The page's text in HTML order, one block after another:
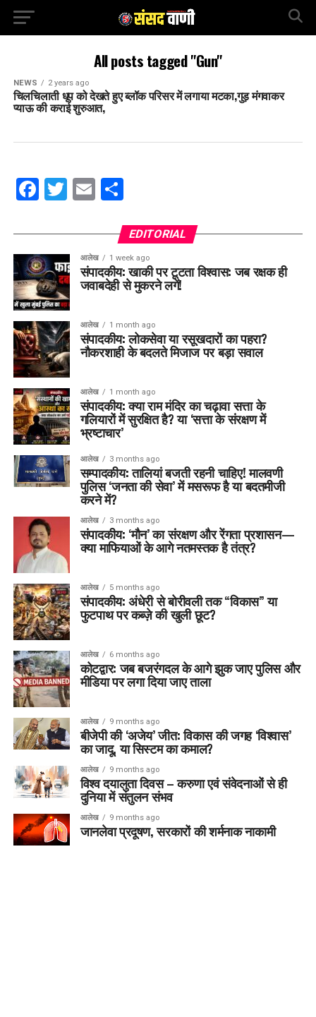
All posts tagged "Gun"
NEWS 2 years ago
चिलचिलाती धूप को देखते हुए ब्लॉक परिसर में लगाया मटका,गुड़ मंगवाकर
प्याऊ की कराई शुरुआत,
Facebook
Twitter
EmailShare
EDITORIAL
आलेख 1 week ago
संपादकीय: खाकी पर टूटता विश्वास: जब रक्षक ही
जवाबदेही से मुकरने लगें!
आलेख 1 month ago
संपादकीय: लोकसेवा या रसूखदारों का पहरा?
नौकरशाही के बदलते मिजाज पर बड़ा सवाल
आलेख 1 month ago
संपादकीय: क्या राम मंदिर का चढ़ावा सत्ता के
गलियारों में सुरक्षित है? या ‘सत्ता के संरक्षण में
भ्रष्टाचार’
आलेख 3 months ago
सम्पादकीय: तालियां बजती रहनी चाहिए! मालवणी
पुलिस ‘जनता की सेवा’ में मसरूफ है या बदतमीजी
करने में?
आलेख 3 months ago
संपादकीय: ‘मौन’ का संरक्षण और रेंगता प्रशासन—
क्या माफियाओं के आगे नतमस्तक है तंत्र?
आलेख 5 months ago
संपादकीय: अंधेरी से बोरीवली तक “विकास” या
फुटपाथ पर कब्ज़े की खुली छूट?
आलेख 6 months ago
कोटद्वार: जब बजरंगदल के आगे झुक जाए पुलिस और
मीडिया पर लगा दिया जाए ताला
आलेख 9 months ago
बीजेपी की ‘अजेय’ जीत: विकास की जगह ‘विश्वास’
का जादू, या सिस्टम का कमाल?
आलेख 9 months ago
विश्व दयालुता दिवस – करुणा एवं संवेदनाओं से ही
दुनिया में संतुलन संभव
आलेख 9 months ago
जानलेवा प्रदूषण, सरकारों की शर्मनाक नाकामी